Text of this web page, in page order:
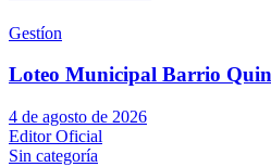
Gestíon
Loteo Municipal Barrio
4 de agosto de 2026
Editor Oficial
Sin categoría